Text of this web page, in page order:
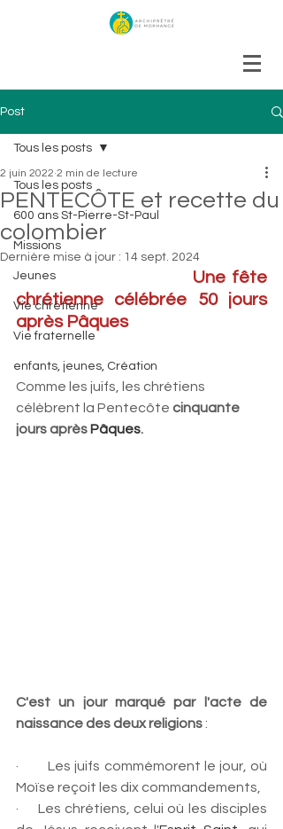
Post
Tous les posts
600 ans St-Pierre-St-Paul
Missions
Jeunes
Vie chrétienne
Vie fraternelle
enfants, jeunes, Création
Tous les posts
PENTECÔTE et recette du
colombier
2 juin 2022 2 min de lecture
Dernière mise à jour : 14 sept. 2024
                           Une fête
chrétienne célébrée 50 jours
après Pâques
Comme les juifs, les chrétiens
célèbrent la Pentecôte cinquante
jours après Pâques.
C'est un jour marqué par l'acte de
naissance des deux religions :
· Les juifs commémorent le jour, où
Moïse reçoit les dix commandements,
· Les chrétiens, celui où les disciples